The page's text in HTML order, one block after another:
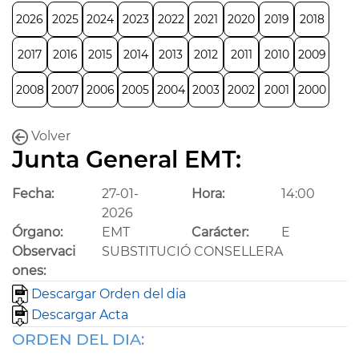
2026 2025 2024 2023 2022 2021 2020 2019 2018
2017 2016 2015 2014 2013 2012 2011 2010 2009
2008 2007 2006 2005 2004 2003 2002 2001 2000
Volver
Junta General EMT:
Fecha:
27-01-
2026
Hora: 14:00
Órgano: EMT Carácter:
E
Observaci
ones:
SUBSTITUCIÓ CONSELLERA
Descargar Orden del dia
Descargar Acta
ORDEN DEL DIA: